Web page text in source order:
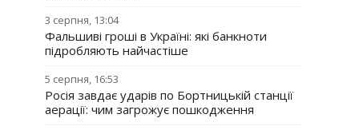
3 серпня, 13:04
Фальшиві гроші в Україні: які банкноти
підробляють найчастіше
5 серпня, 16:53
Росія завдає ударів по Бортницькій станції
аерації: чим загрожує пошкодження